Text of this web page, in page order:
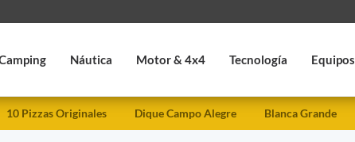
Náutica Motor & 4x4 Tecnología Equipos
10 Pizzas Originales Dique Campo Alegre Blanca Grande